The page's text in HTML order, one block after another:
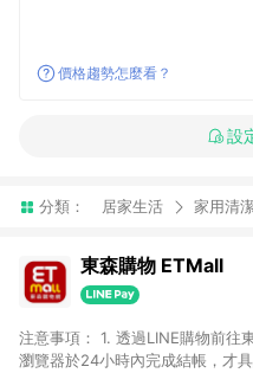
價格趨勢怎麼看？
設
分類： 居家生活 家用清
東森購物 ETMall
注意事項： 1. 透過LINE購物前往
瀏覽器於24小時內完成結帳，才